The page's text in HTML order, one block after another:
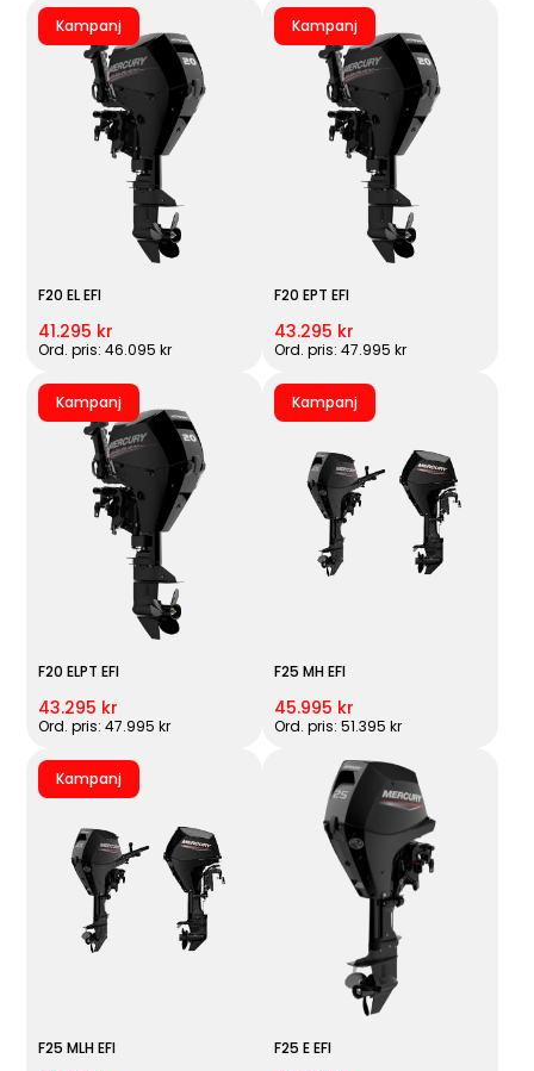
Kampanj
F20 EL EFI
41.295 kr
Ord. pris: 46.095 kr
Kampanj
F20 EPT EFI
43.295 kr
Ord. pris: 47.995 kr
Kampanj
F20 ELPT EFI
43.295 kr
Ord. pris: 47.995 kr
Kampanj
F25 MH EFI
45.995 kr
Ord. pris: 51.395 kr
Kampanj
F25 MLH EFI F25 E EFI